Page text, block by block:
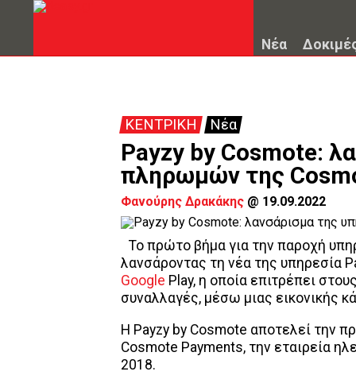
Νέα
ΚΕΝΤΡΙΚΗ Νέα
Payzy by Cosmote:
πληρωμών της
Φανούρης Δρακάκης @ 19.09.2022
Το πρώτο βήμα για την παροχή
λανσάροντας τη νέα της υπηρεσία
Google Play, η οποία επιτρέπει
συναλλαγές, μέσω μιας εικονικής
Η Payzy by Cosmote αποτελεί την
Cosmote Payments, την εταιρεία
2018.